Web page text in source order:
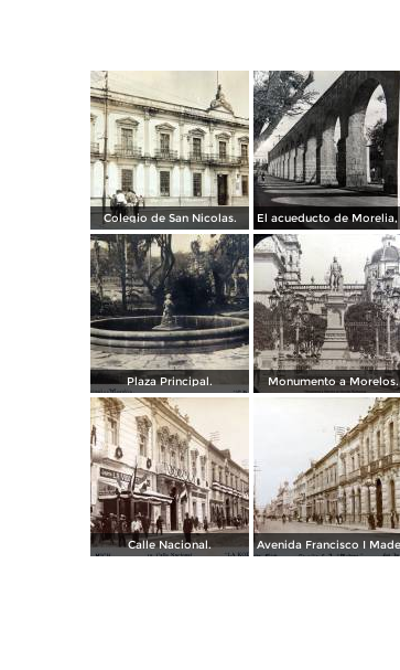
Colegio de San Nicolas.
Plaza Principal. Monumento a Morelos.
Calle Nacional.